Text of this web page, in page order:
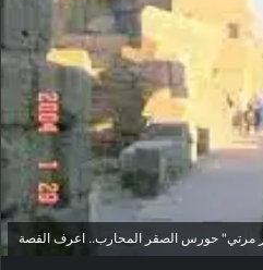
مرتي" حورس الصقر المحارب.. اعرف القصة